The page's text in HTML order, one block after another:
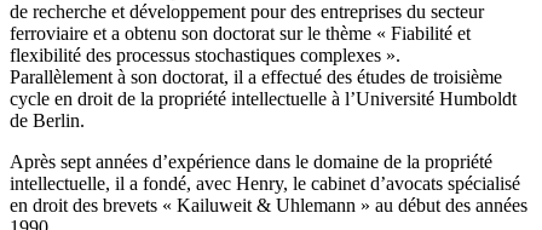
de recherche et développement pour des entreprises du secteur
ferroviaire et a obtenu son doctorat sur le thème « Fiabilité et
flexibilité des processus stochastiques complexes ».
Parallèlement à son doctorat, il a effectué des études de troisième
cycle en droit de la propriété intellectuelle à l’Université Humboldt
de Berlin.
Après sept années d’expérience dans le domaine de la propriété
intellectuelle, il a fondé, avec Henry, le cabinet d’avocats spécialisé
en droit des brevets « Kailuweit & Uhlemann » au début des années